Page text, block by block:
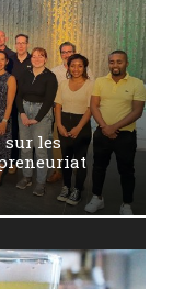
sur les